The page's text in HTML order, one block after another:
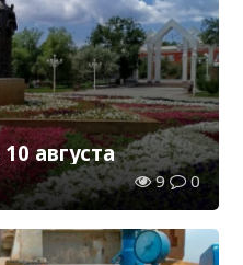
августа
9 0